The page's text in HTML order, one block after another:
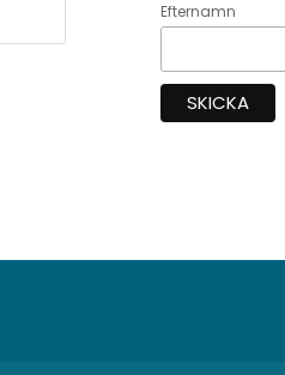
Efternamn